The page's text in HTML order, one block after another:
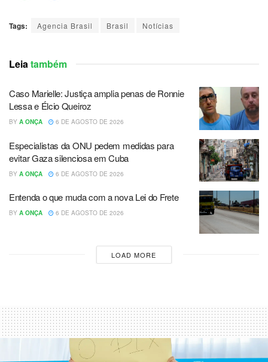
Tags: Agencia Brasil Brasil Notícias
Leiatambém
Caso Marielle: Justiça amplia penas de Ronnie
Lessa e Élcio Queiroz
BY A ONÇA 6 DE AGOSTO DE 2026
Especialistas da ONU pedem medidas para
evitar Gaza silenciosa em Cuba
BY A ONÇA 6 DE AGOSTO DE 2026
Entenda o que muda com a nova Lei do Frete
BY A ONÇA 6 DE AGOSTO DE 2026
LOAD MORE